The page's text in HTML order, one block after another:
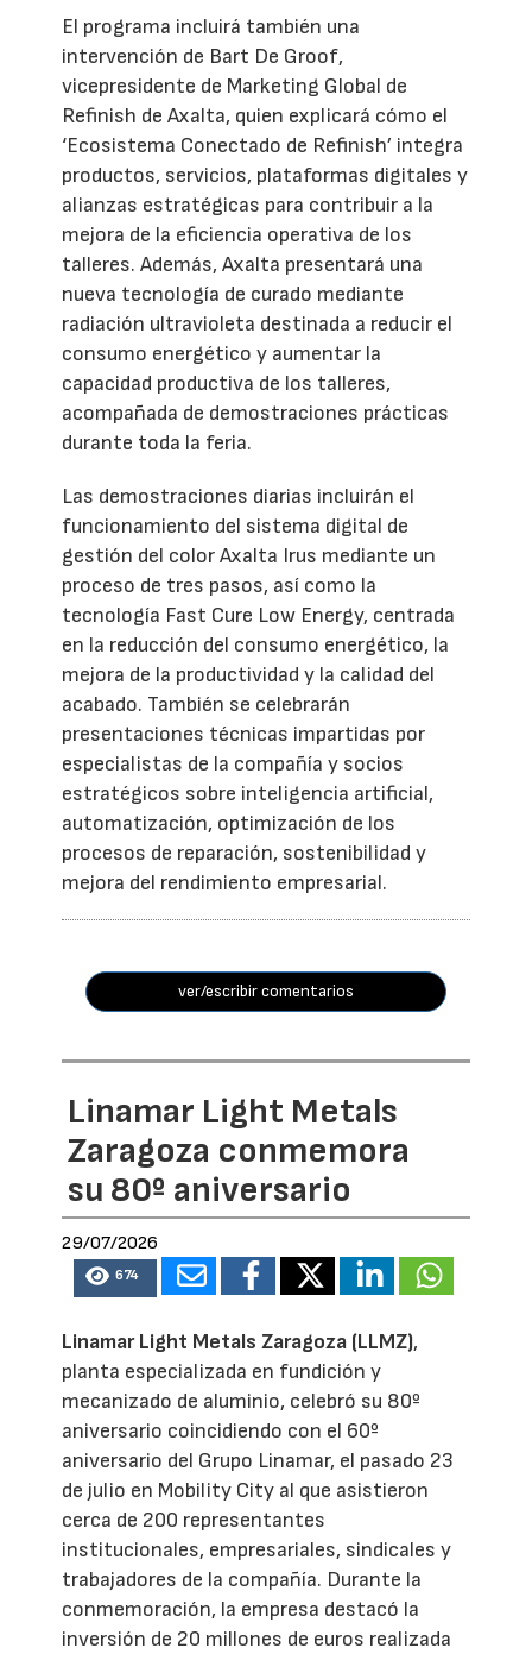
El programa incluirá también una
intervención de Bart De Groof,
vicepresidente de Marketing Global de
Refinish de Axalta, quien explicará cómo el
‘Ecosistema Conectado de Refinish’ integra
productos, servicios, plataformas digitales y
alianzas estratégicas para contribuir a la
mejora de la eficiencia operativa de los
talleres. Además, Axalta presentará una
nueva tecnología de curado mediante
radiación ultravioleta destinada a reducir el
consumo energético y aumentar la
capacidad productiva de los talleres,
acompañada de demostraciones prácticas
durante toda la feria.
Las demostraciones diarias incluirán el
funcionamiento del sistema digital de
gestión del color Axalta Irus mediante un
proceso de tres pasos, así como la
tecnología Fast Cure Low Energy, centrada
en la reducción del consumo energético, la
mejora de la productividad y la calidad del
acabado. También se celebrarán
presentaciones técnicas impartidas por
especialistas de la compañía y socios
estratégicos sobre inteligencia artificial,
automatización, optimización de los
procesos de reparación, sostenibilidad y
mejora del rendimiento empresarial.
ver/escribir comentarios
Linamar Light Metals
Zaragoza conmemora
su 80º aniversario
29/07/2026
674
Linamar Light Metals Zaragoza (LLMZ),
planta especializada en fundición y
mecanizado de aluminio, celebró su 80º
aniversario coincidiendo con el 60º
aniversario del Grupo Linamar, el pasado 23
de julio en Mobility City al que asistieron
cerca de 200 representantes
institucionales, empresariales, sindicales y
trabajadores de la compañía. Durante la
conmemoración, la empresa destacó la
inversión de 20 millones de euros realizada